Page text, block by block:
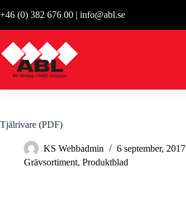
till
+46 (0) 382 676 00 | info@abl.se
Tjälrivare (PDF)
KS Webbadmin
6 september, 2017
Grävsortiment, Produktblad